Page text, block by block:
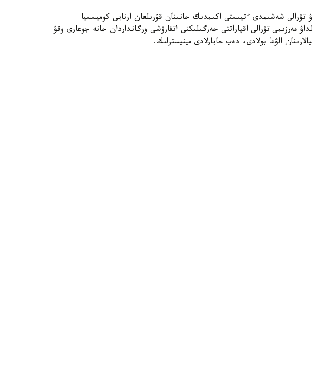
تۋرالى شەشىمدى ءتيىستى اكىمدىك جانىنان قۇرىلعان ارنايى كوميسسيا
مەرزىمى تۋرالى اقپاراتتى جەرگىلىكتى اتقارۋشى ورگانداردان جانە جوعارى وقۋ
الۋعا بولادى، دەپ حابارلادى مينيسترلىك.